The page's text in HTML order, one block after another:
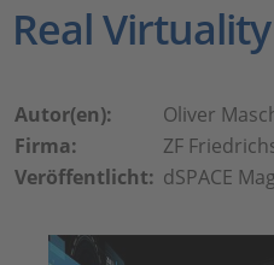
Unternehmen
Real Virtuality
Autor(en):
Oliver
Firma:
ZF
Veröffentlicht: dSPACE